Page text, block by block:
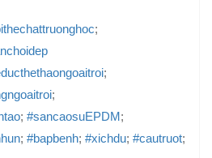
;
;
;
; #sancaosuEPDM;
; #bapbenh; #xichdu; #cautruot;